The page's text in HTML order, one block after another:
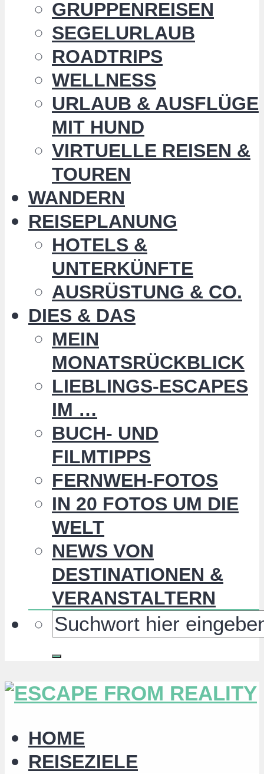
GRUPPENREISEN
SEGELURLAUB
ROADTRIPS
WELLNESS
URLAUB & AUSFLÜGE
MIT HUND
VIRTUELLE REISEN &
TOUREN
WANDERN
REISEPLANUNG
HOTELS &
UNTERKÜNFTE
AUSRÜSTUNG & CO.
DIES & DAS
MEIN
MONATSRÜCKBLICK
LIEBLINGS-ESCAPES
IM …
BUCH- UND
FILMTIPPS
FERNWEH-FOTOS
IN 20 FOTOS UM DIE
WELT
NEWS VON
DESTINATIONEN &
VERANSTALTERN
HOME
REISEZIELE